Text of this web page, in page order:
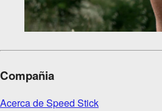
Compañia
Acerca de Speed Stick